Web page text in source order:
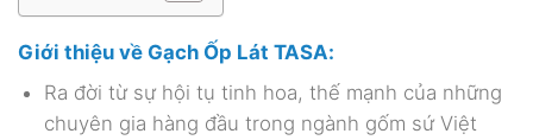
Giới thiệu về Gạch Ốp Lát TASA:
Ra đời từ sự hội tụ tinh hoa, thế mạnh của những
chuyên gia hàng đầu trong ngành gốm sứ Việt